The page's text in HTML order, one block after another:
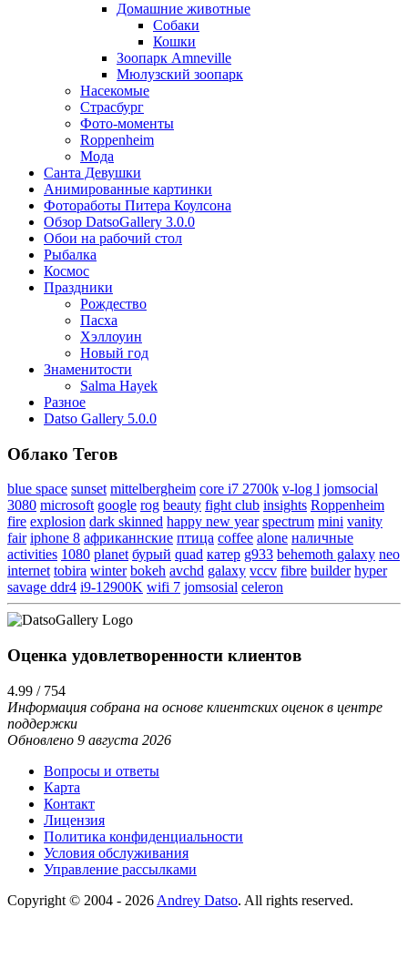
Домашние животные
Собаки
Кошки
Зоопарк Amneville
Мюлузский зоопарк
Насекомые
Страсбург
Фото-моменты
Roppenheim
Мода
Санта Девушки
Aнимированные картинки
Фотоработы Питера Коулсона
Обзор DatsoGallery 3.0.0
Обои на рабочий стол
Рыбалка
Космос
Праздники
Рождество
Пасха
Хэллоуин
Новый год
Знаменитости
Salma Hayek
Разное
Datso Gallery 5.0.0
Облако Тегов
blue space sunset mittelbergheim core i7 2700k v-log l jomsocial
3080 microsoft google rog beauty fight club insights Roppenheim
fire explosion dark skinned happy new year spectrum mini vanity
fair iphone 8 африканнские птица coffee alone наличные
activities 1080 planet бурый quad катер g933 behemoth galaxy neo
internet tobira winter bokeh avchd galaxy vccv fibre builder hyper
savage ddr4 i9-12900K wifi 7 jomsosial celeron
Оценка удовлетворенности клиентов
4.99 / 754
Информация собрана на основе клиентских оценок в центре
поддержки
Обновлено 9 августа 2026
Вопросы и ответы
Карта
Контакт
Лицензия
Политика конфиденциальности
Условия обслуживания
Управление рассылками
Copyright © 2004 - 2026 Andrey Datso. All rights reserved.